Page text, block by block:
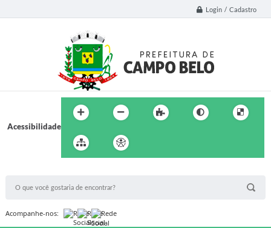
Login / Cadastro
Acessibilidade
Acompanhe-nos: